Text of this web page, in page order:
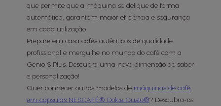
que permite que a máquina se deligue de forma
automática, garantem maior eficiência e segurança
em cada utilização.
Prepare em casa cafés autênticos de qualidade
profissional e mergulhe no mundo do café com a
Genio S Plus. Descubra uma nova dimensão de sabor
e personalização!
Quer conhecer outros modelos de máquinas de café
em cápsulas NESCAFÉ® Dolce Gusto®? Descubra-os